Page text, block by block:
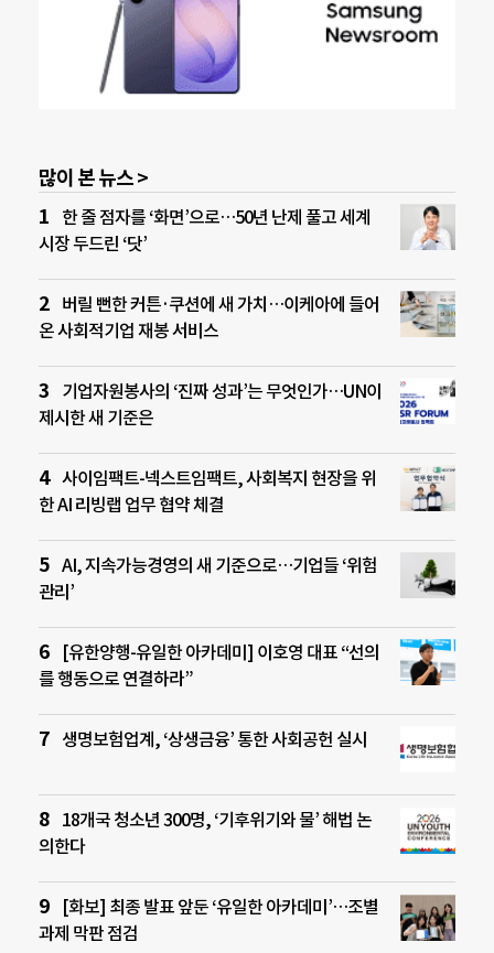
많이 본 뉴스 >
한 줄 점자를 ‘화면’으로…50년 난제 풀고 세계
시장 두드린 ‘닷’
버릴 뻔한 커튼·쿠션에 새 가치…이케아에 들어
온 사회적기업 재봉 서비스
기업자원봉사의 ‘진짜 성과’는 무엇인가…UN이
제시한 새 기준은
사이임팩트-넥스트임팩트, 사회복지 현장을 위
한 AI 리빙랩 업무 협약 체결
AI, 지속가능경영의 새 기준으로…기업들 ‘위험
관리’
[유한양행-유일한 아카데미] 이호영 대표 “선의
를 행동으로 연결하라”
생명보험업계, ‘상생금융’ 통한 사회공헌 실시
18개국 청소년 300명, ‘기후위기와 물’ 해법 논
의한다
[화보] 최종 발표 앞둔 ‘유일한 아카데미’…조별
과제 막판 점검